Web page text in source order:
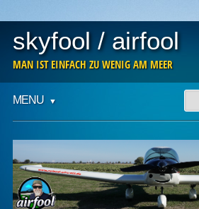
skyfool / airfool
MAN IST EINFACH ZU WENIG AM MEER
Main menu
content
MENU